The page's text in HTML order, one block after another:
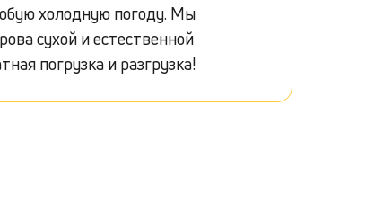
холодную погоду. Мы
сухой и естественной
погрузка и разгрузка!